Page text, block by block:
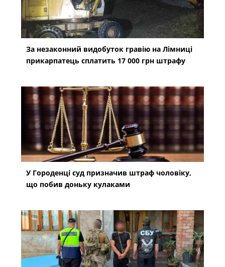
За незаконний видобуток гравію на Лімниці
прикарпатець сплатить 17 000 грн штрафу
У Городенці суд призначив штраф чоловіку,
що побив доньку кулаками